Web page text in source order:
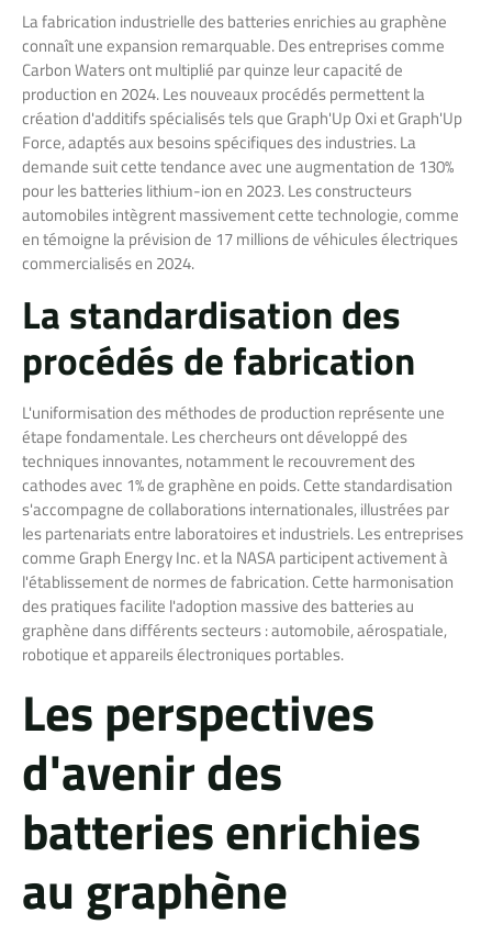
La fabrication industrielle des batteries enrichies au graphène
connaît une expansion remarquable. Des entreprises comme
Carbon Waters ont multiplié par quinze leur capacité de
production en 2024. Les nouveaux procédés permettent la
création d'additifs spécialisés tels que Graph'Up Oxi et Graph'Up
Force, adaptés aux besoins spécifiques des industries. La
demande suit cette tendance avec une augmentation de 130%
pour les batteries lithium-ion en 2023. Les constructeurs
automobiles intègrent massivement cette technologie, comme
en témoigne la prévision de 17 millions de véhicules électriques
commercialisés en 2024.
La standardisation des
procédés de fabrication
L'uniformisation des méthodes de production représente une
étape fondamentale. Les chercheurs ont développé des
techniques innovantes, notamment le recouvrement des
cathodes avec 1% de graphène en poids. Cette standardisation
s'accompagne de collaborations internationales, illustrées par
les partenariats entre laboratoires et industriels. Les entreprises
comme Graph Energy Inc. et la NASA participent activement à
l'établissement de normes de fabrication. Cette harmonisation
des pratiques facilite l'adoption massive des batteries au
graphène dans différents secteurs : automobile, aérospatiale,
robotique et appareils électroniques portables.
Les perspectives
d'avenir des
batteries enrichies
au graphène